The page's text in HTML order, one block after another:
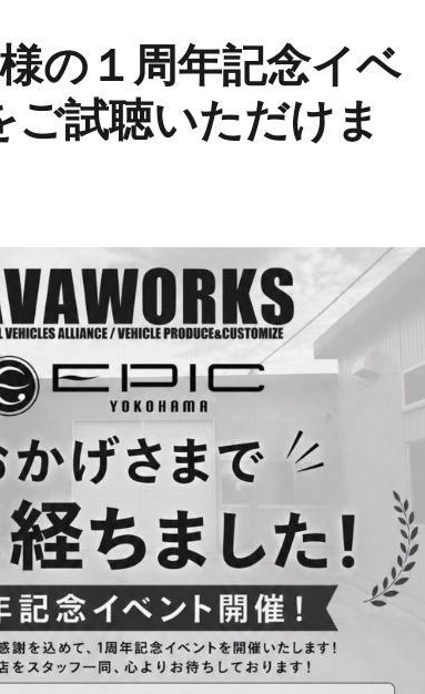
の１周年記念イベ
試聴いただけま